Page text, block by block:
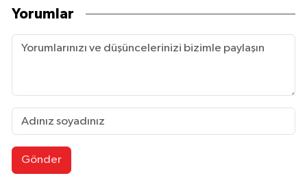
Yorumlar
Gönder